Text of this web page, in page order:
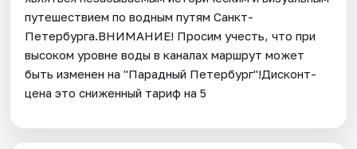
путешествием по водным путям Санкт-
Петербурга.ВНИМАНИЕ! Просим учесть, что при
высоком уровне воды в каналах маршрут может
быть изменен на "Парадный Петербург"!​Дисконт-
цена это сниженный тариф на 5